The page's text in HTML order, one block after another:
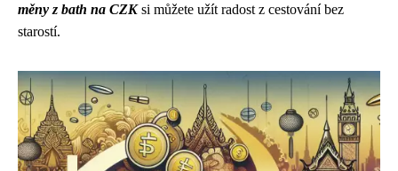
měny z bath na CZKsi můžete užít radost z cestování bez
starostí.